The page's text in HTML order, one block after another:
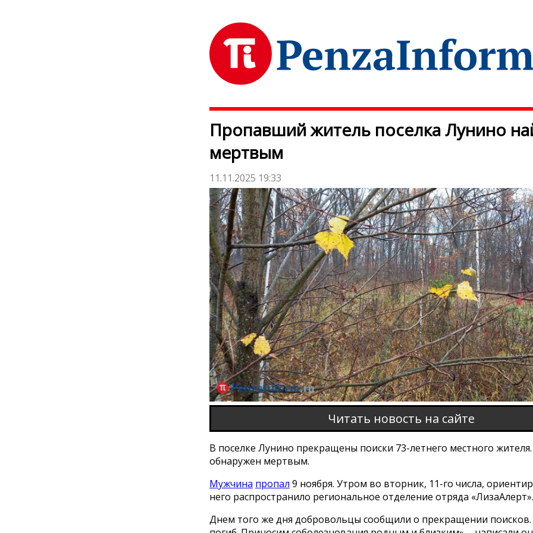
Пропавший житель поселка Лунино
мертвым
11.11.2025 19:33
Читать новость на сайте
В поселке Лунино прекращены поиски 73-летнего местного
обнаружен мертвым.
Мужчина пропал 9 ноября. Утром во вторник, 11-го числа,
него распространило региональное отделение отряда «ЛизаАлерт».
Днем того же дня добровольцы сообщили о прекращении